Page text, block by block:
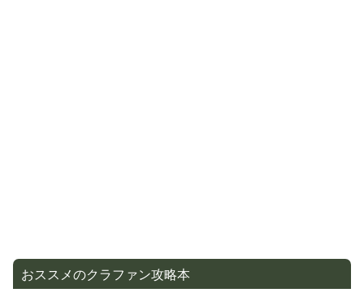
おススメのクラファン攻略本